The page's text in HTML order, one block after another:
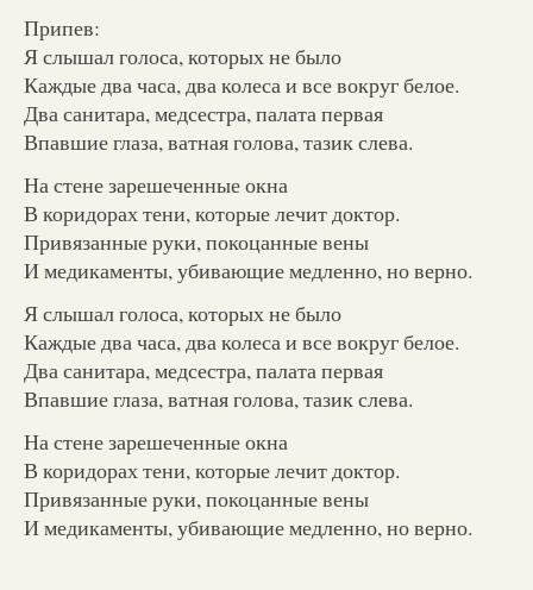
Припев:
Я слышал голоса, которых не было
Каждые два часа, два колеса и все вокруг белое.
Два санитара, медсестра, палата первая
Впавшие глаза, ватная голова, тазик слева.
На стене зарешеченные окна
В коридорах тени, которые лечит доктор.
Привязанные руки, покоцанные вены
И медикаменты, убивающие медленно, но верно.
Я слышал голоса, которых не было
Каждые два часа, два колеса и все вокруг белое.
Два санитара, медсестра, палата первая
Впавшие глаза, ватная голова, тазик слева.
На стене зарешеченные окна
В коридорах тени, которые лечит доктор.
Привязанные руки, покоцанные вены
И медикаменты, убивающие медленно, но верно.